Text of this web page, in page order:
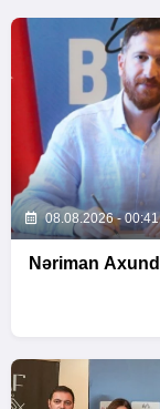
08.08.2026 - 00:41
Nəriman